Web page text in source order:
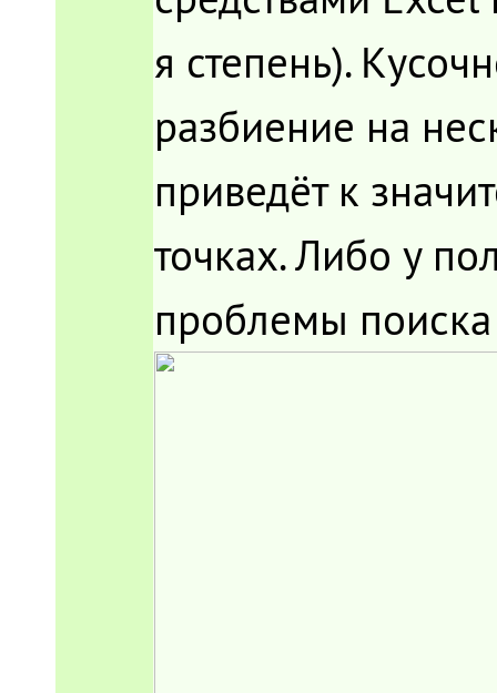
я степень).
разбиение на
приведёт к
точках. Либо у
проблемы